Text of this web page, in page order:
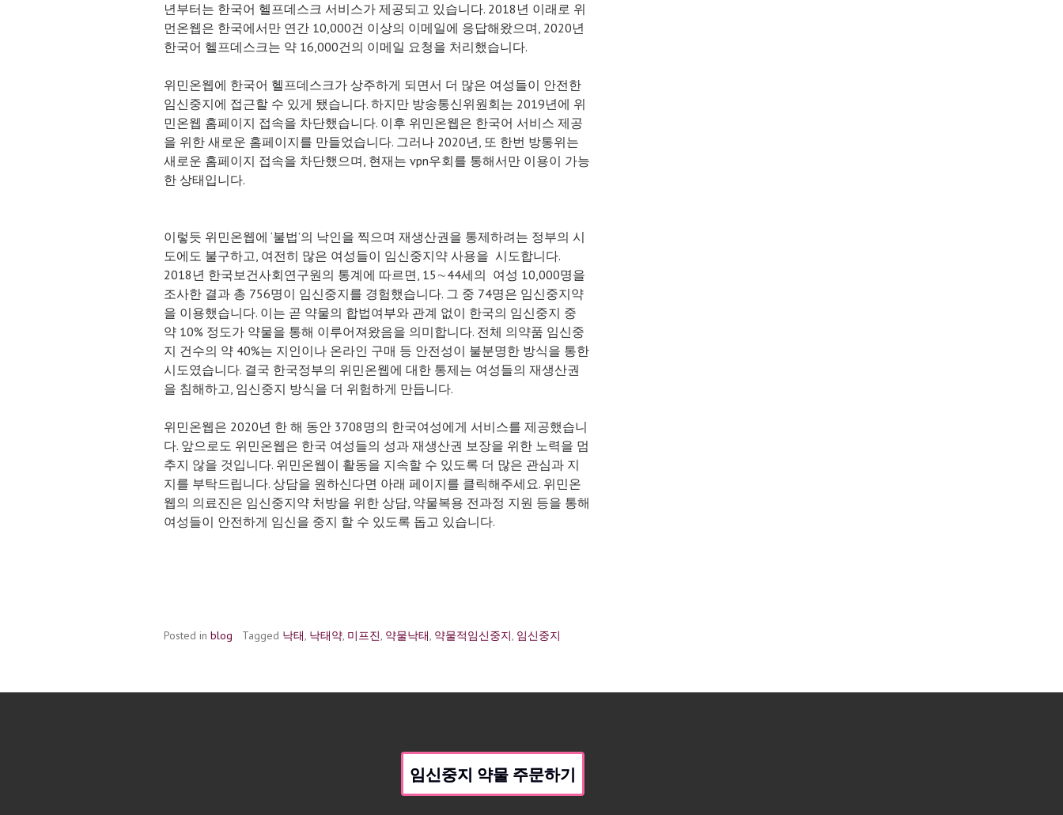
년부터는 한국어 헬프데스크 서비스가 제공되고 있습니다. 2018년 이래로 위
먼온웹은 한국에서만 연간 10,000건 이상의 이메일에 응답해왔으며, 2020년
한국어 헬프데스크는 약 16,000건의 이메일 요청을 처리했습니다.
위민온웹에 한국어 헬프데스크가 상주하게 되면서 더 많은 여성들이 안전한
임신중지에 접근할 수 있게 됐습니다. 하지만 방송통신위원회는 2019년에 위
민온웹 홈페이지 접속을 차단했습니다. 이후 위민온웹은 한국어 서비스 제공
을 위한 새로운 홈페이지를 만들었습니다. 그러나 2020년, 또 한번 방통위는
새로운 홈페이지 접속을 차단했으며, 현재는 vpn우회를 통해서만 이용이 가능
한 상태입니다.
이렇듯 위민온웹에 ‘불법’의 낙인을 찍으며 재생산권을 통제하려는 정부의 시
도에도 불구하고, 여전히 많은 여성들이 임신중지약 사용을 시도합니다.
2018년 한국보건사회연구원의 통계에 따르면, 15∼44세의 여성 10,000명을
조사한 결과 총 756명이 임신중지를 경험했습니다. 그 중 74명은 임신중지약
을 이용했습니다. 이는 곧 약물의 합법여부와 관계 없이 한국의 임신중지 중
약 10% 정도가 약물을 통해 이루어져왔음을 의미합니다. 전체 의약품 임신중
지 건수의 약 40%는 지인이나 온라인 구매 등 안전성이 불분명한 방식을 통한
시도였습니다. 결국 한국정부의 위민온웹에 대한 통제는 여성들의 재생산권
을 침해하고, 임신중지 방식을 더 위험하게 만듭니다.
위민온웹은 2020년 한 해 동안 3708명의 한국여성에게 서비스를 제공했습니
다. 앞으로도 위민온웹은 한국 여성들의 성과 재생산권 보장을 위한 노력을 멈
추지 않을 것입니다. 위민온웹이 활동을 지속할 수 있도록 더 많은 관심과 지
지를 부탁드립니다. 상담을 원하신다면 아래 페이지를 클릭해주세요. 위민온
웹의 의료진은 임신중지약 처방을 위한 상담, 약물복용 전과정 지원 등을 통해
여성들이 안전하게 임신을 중지 할 수 있도록 돕고 있습니다.
Posted in blog Tagged 낙태, 낙태약, 미프진, 약물낙태, 약물적임신중지, 임신중지
임신중지 약물 주문하기